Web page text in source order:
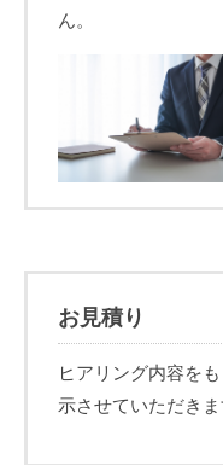
ん。
お見積り
ヒアリング内容を
示させていただきま